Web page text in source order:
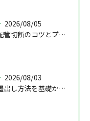
2026/08/05
配管切断のコツとプロが教える失敗しない工具選び
2026/08/03
墨出し方法を基礎から実践まで一人作業でも正確にこなすコツと墨出し作業の注意点